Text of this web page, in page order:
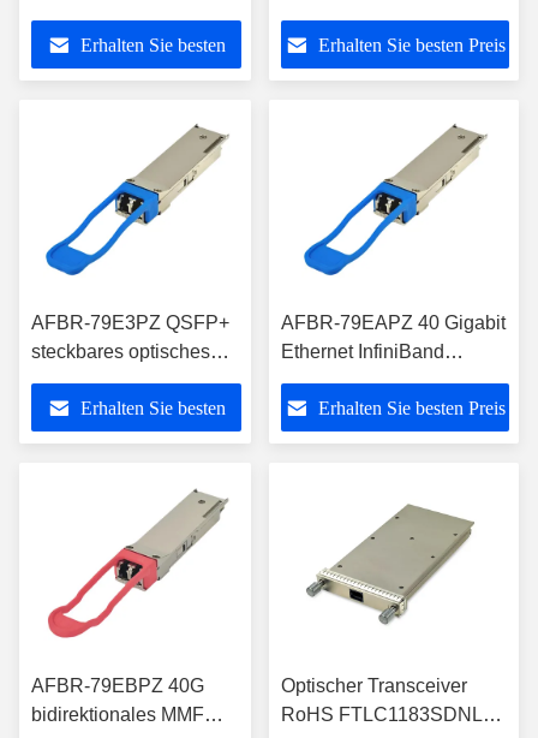
Transceiver mit einer
Entfernung von 10 km
Erhalten Sie besten
Einzelmodus 10km
Erhalten Sie besten Preis
AFBR-79E3PZ QSFP+
steckbares optisches
Modul 3SR4
Transceiver-10G und
40G
Erhalten Sie besten
AFBR-79EAPZ 40 Gigabit
Ethernet InfiniBand
QSFP+ steckbares
optisches Transceiver-
Modul
Erhalten Sie besten Preis
AFBR-79EBPZ 40G
bidirektionales MMF
Optischer Transceiver
RoHS FTLC1183SDNL